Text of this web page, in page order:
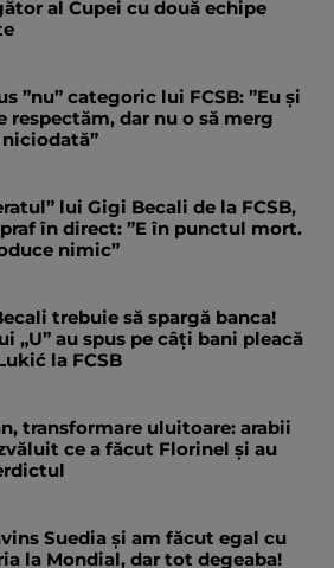
al Cupei cu două echipe
”nu” categoric lui FCSB: ”Eu și
respectăm, dar nu o să merg
lui Gigi Becali de la FCSB,
în direct: ”E în punctul mort.
nimic”
trebuie să spargă banca!
„U” au spus pe câți bani pleacă
la FCSB
transformare uluitoare: arabii
ce a făcut Florinel și au
Suedia și am făcut egal cu
la Mondial, dar tot degeaba!